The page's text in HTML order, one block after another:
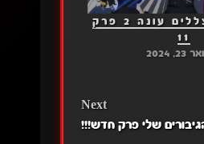
העליון שבצללים עונה 2 פרק
11
2024
Next
שלי פרק חדש!!!